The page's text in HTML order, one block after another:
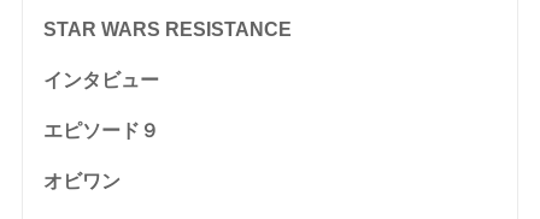
STAR WARS RESISTANCE
インタビュー
エピソード９
オビワン